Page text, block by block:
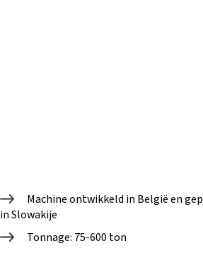
Machine ontwikkeld in België en
in Slowakije
Tonnage: 75-600 ton